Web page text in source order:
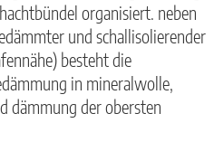
organisiert. neben
und schallisolierender
besteht die
in mineralwolle,
dämmung der obersten